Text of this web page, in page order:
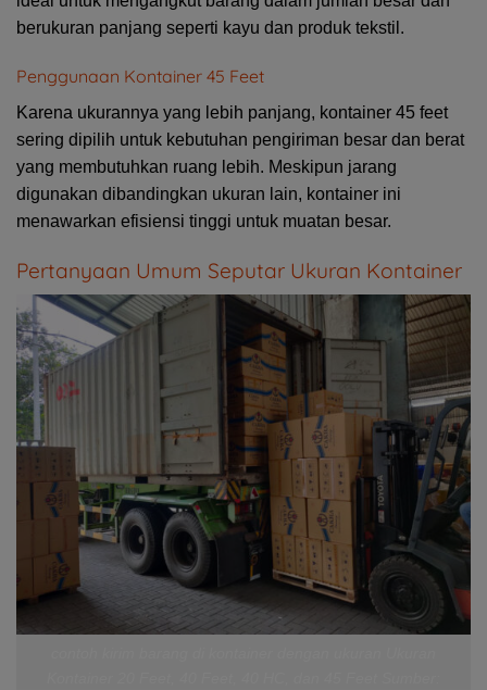
berukuran panjang seperti kayu dan produk tekstil.
Penggunaan Kontainer 45 Feet
Karena ukurannya yang lebih panjang, kontainer 45 feet
sering dipilih untuk kebutuhan pengiriman besar dan berat
yang membutuhkan ruang lebih. Meskipun jarang
digunakan dibandingkan ukuran lain, kontainer ini
menawarkan efisiensi tinggi untuk muatan besar.
Pertanyaan Umum Seputar Ukuran Kontainer